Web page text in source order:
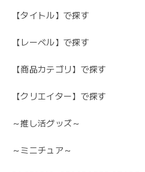
【タイトル】で探す
【レーベル】で探す
【商品カテゴリ】で探す
【クリエイター】で探す
～推し活グッズ～
～ミニチュア～